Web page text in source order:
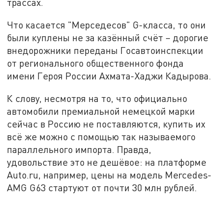
трассах.
Что касается "Мерседесов" G-класса, то они
были куплены не за казённый счёт – дорогие
внедорожники переданы Госавтоинспекции
от регионального общественного фонда
имени Героя России Ахмата-Хаджи Кадырова.
К слову, несмотря на то, что официально
автомобили премиальной немецкой марки
сейчас в Россию не поставляются, купить их
всё же можно с помощью так называемого
параллельного импорта. Правда,
удовольствие это не дешёвое: на платформе
Auto.ru, например, цены на модель Mercedes-
AMG G63 стартуют от почти 30 млн рублей.